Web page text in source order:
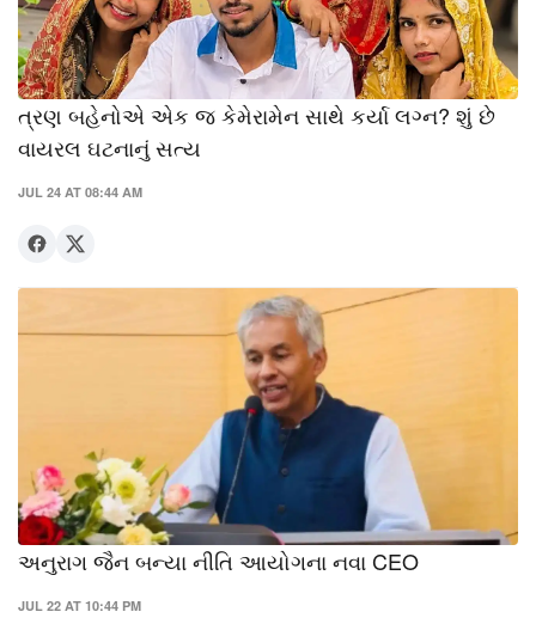
ત્રણ બહેનોએ એક જ કેમેરામેન સાથે કર્યા લગ્ન? શું છે
વાયરલ ઘટનાનું સત્ય
JUL 24 AT 08:44 AM
અનુરાગ જૈન બન્યા નીતિ આયોગના નવા CEO
JUL 22 AT 10:44 PM